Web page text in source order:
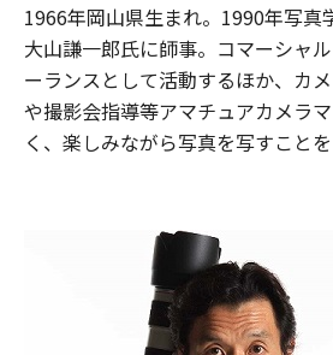
1966年岡山県生まれ。1990年写真
大山謙一郎氏に師事。コマーシャ
ーランスとして活動するほか、カ
や撮影会指導等アマチュアカメラ
く、楽しみながら写真を写すこと